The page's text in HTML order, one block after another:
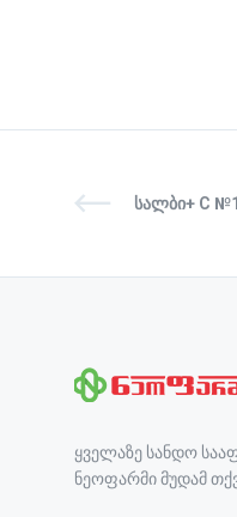
ᲡᲐᲚᲑᲘ+ C
ყველაზე სანდო
ნეოფარმი მუდამ